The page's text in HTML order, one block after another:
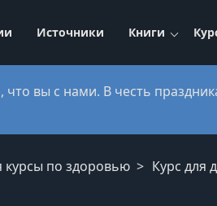
Источники Книги
что вы с нами. В честь
курсы по здоровью Курс для